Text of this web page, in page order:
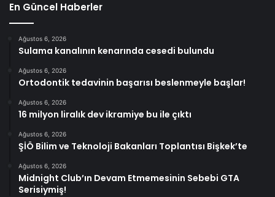
En Güncel Haberler
Ağustos 6, 2026
Sulama kanalının kenarında cesedi bulundu
Ağustos 6, 2026
Ortodontik tedavinin başarısı beslenmeyle başlar!
Ağustos 6, 2026
16 milyon liralık dev ikramiye bu ile çıktı
Ağustos 6, 2026
ŞİÖ Bilim ve Teknoloji Bakanları Toplantısı Bişkek’te
Ağustos 6, 2026
Midnight Club’ın Devam Etmemesinin Sebebi GTA
Serisiymiş!